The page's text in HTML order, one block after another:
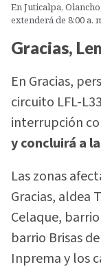
En Juticalpa,
extenderá de 8:00 a.
Gracias,
En Gracias,
circuito LFL-
interrupción
y concluirá a
Las zonas
Gracias, aldea
Celaque,
barrio Brisas
Inprema y los